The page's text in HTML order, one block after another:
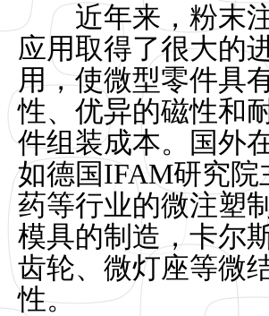
近年来，粉末注
应用取得了很大的
用，使微型零件具
性、优异的磁性和
件组装成本。国外
如德国IFAM研究
药等行业的微注塑
模具的制造，卡尔
齿轮、微灯座等微
性。